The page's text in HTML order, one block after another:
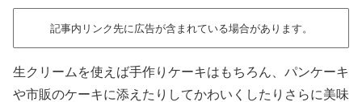
記事内リンク先に広告が含まれている場合があります。
生クリームを使えば手作りケーキはもちろん、パンケーキ
や市販のケーキに添えたりしてかわいくしたりさらに美味